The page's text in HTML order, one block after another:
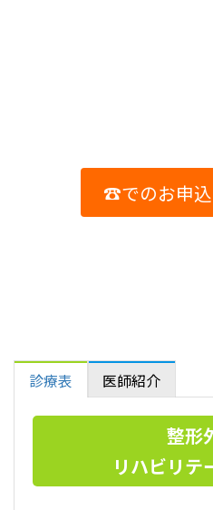
☎でのお申
診療表 医師紹介
整形
リハビリテ